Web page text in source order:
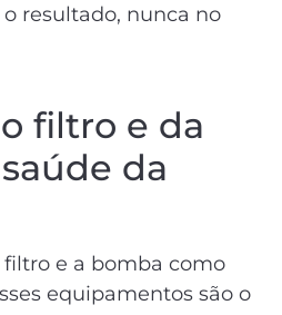
resultado, nunca no
filtro e da
da
e a bomba como
equipamentos são o